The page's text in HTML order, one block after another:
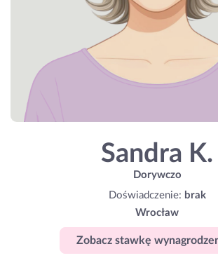
Sandra K.
Dorywczo
Doświadczenie: brak
Wrocław
Zobacz stawkę